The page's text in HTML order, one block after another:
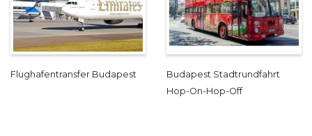
Flughafentransfer Budapest
Budapest Stadtrundfahrt
Hop-On-Hop-Off